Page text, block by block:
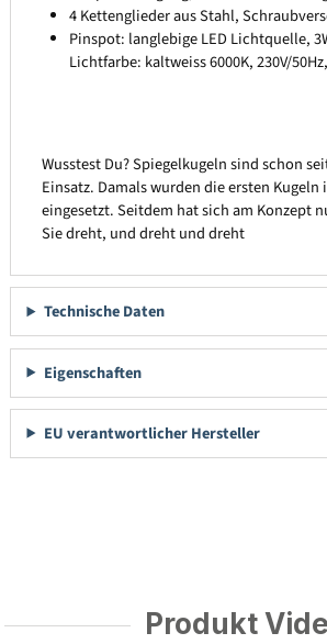
4 Kettenglieder aus Stahl,
Pinspot: langlebige LED Lichtquelle,
Lichtfarbe: kaltweiss 6000K, 230V/
Wusstest Du? Spiegelkugeln sind schon
Einsatz. Damals wurden die ersten Kugeln
eingesetzt. Seitdem hat sich am Konzept
Sie dreht, und dreht und dreht
Technische Daten
Eigenschaften
EU verantwortlicher Hersteller
Produkt